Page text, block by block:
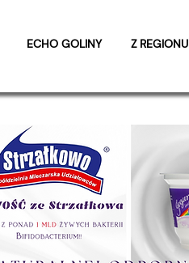
ECHO GOLINY Z REGIONU